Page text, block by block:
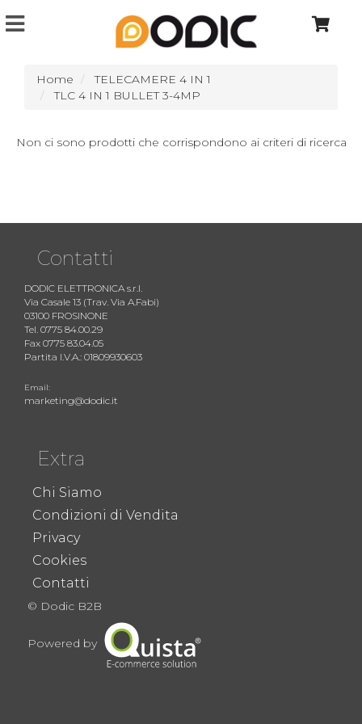
Home
TELECAMERE 4 IN 1
TLC 4 IN 1 BULLET 3-4MP
Non ci sono prodotti che corrispondono ai criteri di ricerca
Contatti
DODIC ELETTRONICA s.r.l.
Via Casale 13 (Trav. Via A.Fabi)
03100 FROSINONE
Tel. 0775 84.00.29
Fax 0775 83.04.05
Partita I.V.A.: 01809930603
Email:
marketing@dodic.it
Extra
Chi Siamo
Condizioni di Vendita
Privacy
Cookies
Contatti
© Dodic B2B
Powered by